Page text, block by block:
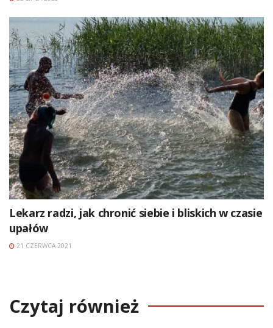
Lekarz radzi, jak chronić siebie i bliskich w czasie
upałów
21 CZERWCA 2021
Czytaj również